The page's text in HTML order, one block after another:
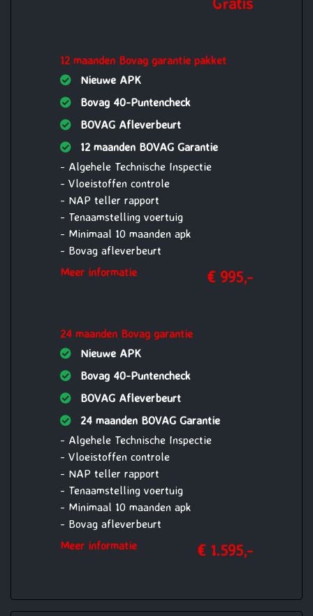
12 maanden Bovag garantie pakket
Nieuwe APK
Bovag 40-Puntencheck
BOVAG Afleverbeurt
12 maanden BOVAG Garantie
- Algehele Technische Inspectie
- Vloeistoffen controle
- NAP teller rapport
- Tenaamstelling voertuig
- Minimaal 10 maanden apk
- Bovag afleverbeurt
- Aircoservice beurt
- 1 jaar Pechhulp Mobiliteit Service
- 12 maanden Bovag garantie op motor
en versnellingsbak of 15.000 km,
(reparatie en onderhoud
werkzaamheden uit te voeren bij
Vakgarage Verheul)
Meer informatie € 995,-
24 maanden Bovag garantie
Nieuwe APK
Bovag 40-Puntencheck
BOVAG Afleverbeurt
24 maanden BOVAG Garantie
- Algehele Technische Inspectie
- Vloeistoffen controle
- NAP teller rapport
- Tenaamstelling voertuig
- Minimaal 10 maanden apk
- Bovag afleverbeurt
- Aircoservice beurt
- 1 jaar Pechhulp Mobiliteit Service
- 24 maanden Bovag garantie op motor
Meer informatie € 1.595,-